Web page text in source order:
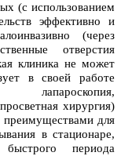
(с использованием
эффективно и
(через
отверстия
клиника не может
в своей работе
лапароскопия,
хирургия)
для
в стационаре,
быстрого периода